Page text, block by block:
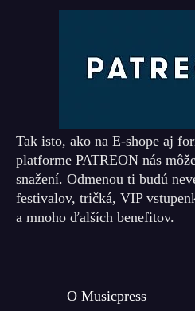
Tak isto, ako na E-shope aj
platforme PATREON nás
snažení. Odmenou ti budú
festivalov, tričká, VIP
a mnoho ďalších benefitov.
O Musicpress